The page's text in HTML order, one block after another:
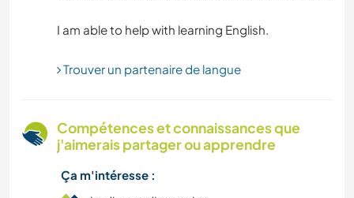
POLITIQUE/JUSTICE SOCIALE
NATURE
ANIMAUX DE COMPAGNIE
Trouver un partenaire de langue
Compétences et connaissances que
j'aimerais partager ou apprendre
Ça m'intéresse :